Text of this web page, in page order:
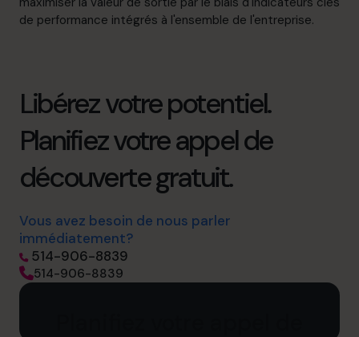
de performance intégrés à l'ensemble de l'entreprise.
Libérez votre potentiel.
Planifiez votre appel de
découverte gratuit.
Vous avez besoin de nous parler
immédiatement?
514-906-8839
514-906-8839